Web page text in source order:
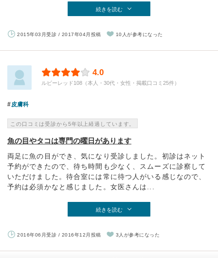
続きを読む
2015年03月受診 / 2017年04月投稿 10人が参考になった
4.0
ルビーレッド108（本人・30代・女性・掲載口コミ25件）
皮膚科
この口コミは受診から5年以上経過しています。
魚の目やタコは専門の曜日があります
両足に魚の目ができ、気になり受診しました。初診はネット
予約ができたので、待ち時間も少なく、スムーズに診察して
いただけました。待合室には常に待つ人がいる感じなので、
予約は必須かなと感じました。女医さんは...
続きを読む
2016年06月受診 / 2016年12月投稿 3人が参考になった